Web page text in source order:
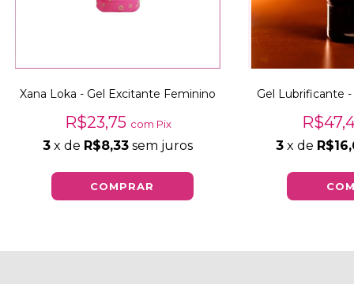
Xana Loka - Gel Excitante Feminino
R$23,75 com Pix
3 x de R$8,33 sem juros
Gel Lubrificante
3 x de